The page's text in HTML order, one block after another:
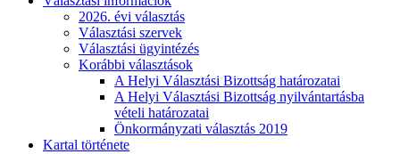
2026. évi választás
Választási szervek
Választási ügyintézés
Korábbi választások
A Helyi Választási Bizottság határozatai
A Helyi Választási Bizottság nyilvántartásba
vételi határozatai
Önkormányzati választás 2019
Kartal története